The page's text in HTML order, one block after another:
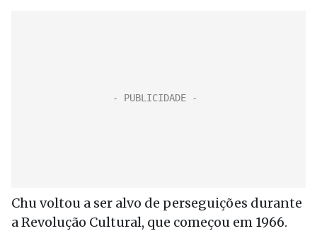
Chu voltou a ser alvo de perseguições durante
a Revolução Cultural, que começou em 1966.